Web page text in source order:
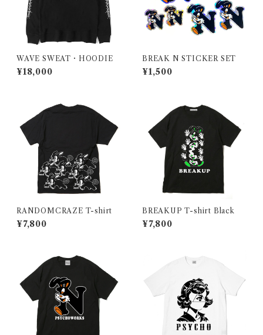
WAVE SWEAT・HOODIE
¥18,000
BREAK N STICKER SET
¥1,500
RANDOMCRAZE T-shirt
¥7,800
BREAKUP T-shirt Black
¥7,800